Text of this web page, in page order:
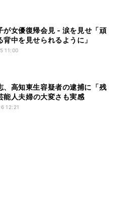
が女優復帰会見 - 涙を見せ「頑
背中を見せられるように」
11:00
、高知東生容疑者の逮捕に「残
能人夫婦の大変さも実感
12:21